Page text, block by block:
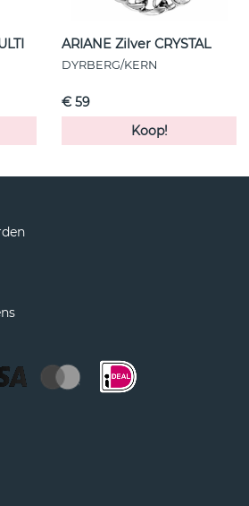
ARIANE Zilver CRYSTAL
DYRBERG/KERN
€ 59
Koop!